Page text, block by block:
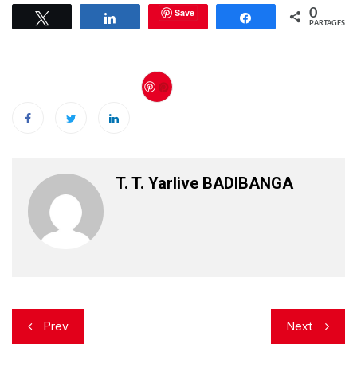
Partagez Save Partagez 0
PARTAGES
T. T. Yarlive BADIBANGA
Navigation
de
Prev Next